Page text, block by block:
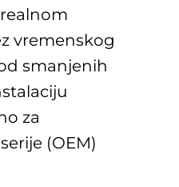
vremenskog
smanjenih
za
(OEM)